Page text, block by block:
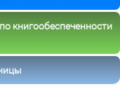
книгообеспеченности